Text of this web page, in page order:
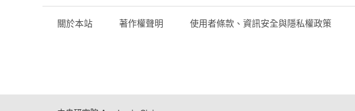
關於本站 著作權聲明 使用者條款、資訊安全與隱私權政策